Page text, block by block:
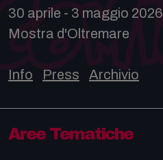
30 aprile - 3 maggio 2026
Mostra d'Oltremare
Info Press Archivio
Aree Tematiche